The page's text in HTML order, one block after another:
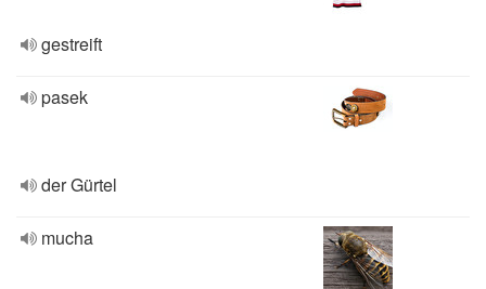
gestreift
pasek
der Gürtel
mucha